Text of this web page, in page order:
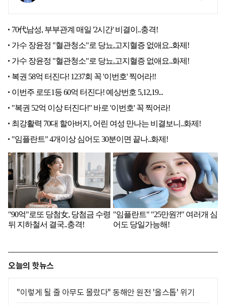
오늘의 핫뉴스
"이렇게 될 줄 아무도 몰랐다" 동해안 원전 '올스톱' 위기